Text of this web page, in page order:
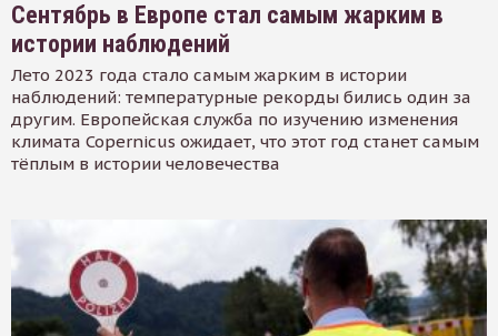
Сентябрь в Европе стал самым жарким в
истории наблюдений
Лето 2023 года стало самым жарким в истории
наблюдений: температурные рекорды бились один за
другим. Европейская служба по изучению изменения
климата Copernicus ожидает, что этот год станет самым
тёплым в истории человечества